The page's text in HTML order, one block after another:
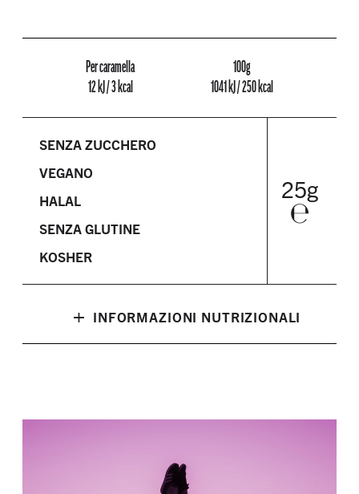
Per caramella
12 kJ / 3 kcal
100g
1041 kJ / 250 kcal
SENZA ZUCCHERO
VEGANO
HALAL
SENZA GLUTINE
KOSHER
25g
℮
+ INFORMAZIONI NUTRIZIONALI